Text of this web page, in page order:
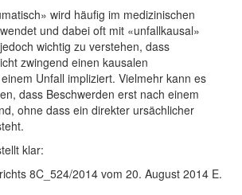
wird häufig im medizinischen
und dabei oft mit «unfallkausal»
wichtig zu verstehen, dass
zwingend einen kausalen
Unfall impliziert. Vielmehr kann es
dass Beschwerden erst nach einem
ohne dass ein direkter ursächlicher
klar:
8C_524/2014 vom 20. August 2014 E.